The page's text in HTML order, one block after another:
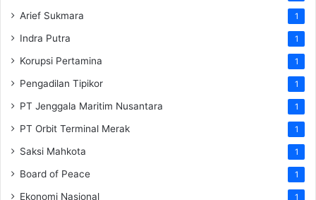
Arief Sukmara 1
Indra Putra 1
Korupsi Pertamina 1
Pengadilan Tipikor 1
PT Jenggala Maritim Nusantara 1
PT Orbit Terminal Merak 1
Saksi Mahkota 1
Board of Peace 1
Ekonomi Nasional 1